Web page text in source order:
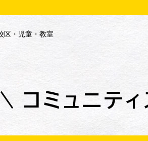
区・児童・教室
コミュニテ